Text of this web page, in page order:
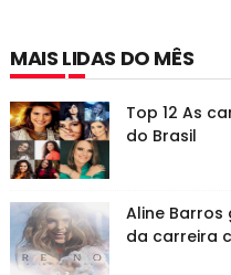
MAIS LIDAS DO MÊS
Top 12 As
do Brasil
Aline
da carreira